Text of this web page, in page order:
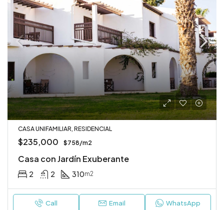
CASA UNIFAMILIAR, RESIDENCIAL
$235,000 $758/m2
Casa con Jardín Exuberante
2 2 310m2
Call Email WhatsApp